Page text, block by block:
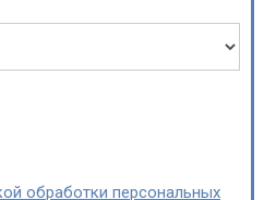
обработки персональных